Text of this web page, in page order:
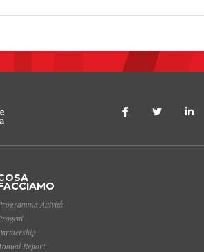
Attività
Report